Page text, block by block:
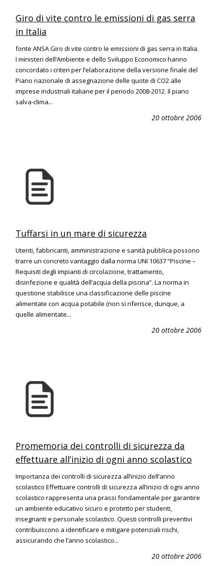
Giro di vite contro le emissioni di gas serra
in Italia
fonte ANSA Giro di vite contro le emissioni di gas serra in Italia.
I ministeri dell’Ambiente e dello Sviluppo Economico hanno
concordato i criteri per l’elaborazione della versione finale del
Piano nazionale di assegnazione delle quote di CO2 alle
imprese industriali italiane per il periodo 2008-2012. Il piano
salva-clima...
20 ottobre 2006
Tuffarsi in un mare di sicurezza
Utenti, fabbricanti, amministrazione e sanità pubblica possono
trarre un concreto vantaggio dalla norma UNI 10637 “Piscine –
Requisiti degli impianti di circolazione, trattamento,
disinfezione e qualità dell’acqua della piscina”. La norma in
questione stabilisce una classificazione delle piscine
alimentate con acqua potabile (non si riferisce, dunque, a
quelle alimentate...
20 ottobre 2006
Promemoria dei controlli di sicurezza da
effettuare all’inizio di ogni anno scolastico
Importanza dei controlli di sicurezza all’inizio dell’anno
scolastico Effettuare controlli di sicurezza all’inizio di ogni anno
scolastico rappresenta una prassi fondamentale per garantire
un ambiente educativo sicuro e protetto per studenti,
insegnanti e personale scolastico. Questi controlli preventivi
contribuiscono a identificare e mitigare potenziali rischi,
assicurando che l’anno scolastico...
20 ottobre 2006